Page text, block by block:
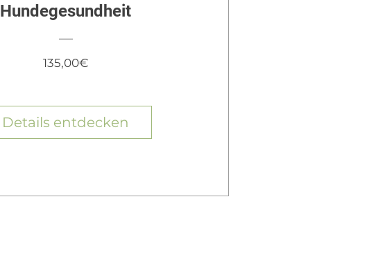
Hundegesundheit
135,00€Preis
Details entdecken